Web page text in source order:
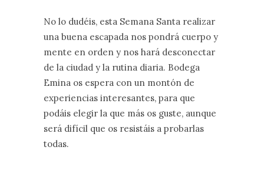
No lo dudéis, esta Semana Santa realizar
una buena escapada nos pondrá cuerpo y
mente en orden y nos hará desconectar
de la ciudad y la rutina diaria. Bodega
Emina os espera con un montón de
experiencias interesantes, para que
podáis elegir la que más os guste, aunque
será difícil que os resistáis a probarlas
todas.